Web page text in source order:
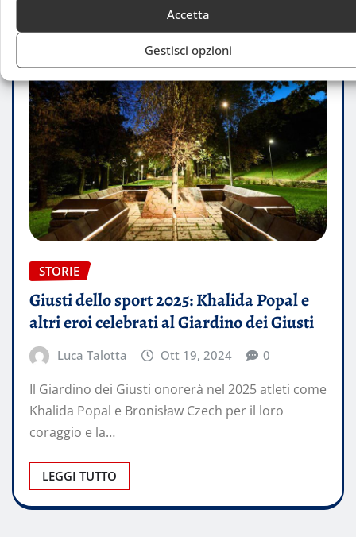
Accetta
Gestisci opzioni
STORIE
Giusti dello sport 2025: Khalida Popal e
altri eroi celebrati al Giardino dei Giusti
Luca Talotta Ott 19, 2024 0
Il Giardino dei Giusti onorerà nel 2025 atleti come
Khalida Popal e Bronisław Czech per il loro
coraggio e la…
LEGGI TUTTO